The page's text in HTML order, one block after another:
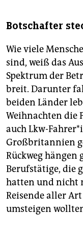
Botschafter
Wie viele
sind, weiß das
Spektrum der
breit. Darunter
beiden Länder
Weihnachten die
auch Lkw-
Großbritannien
Rückweg hängen
Berufstätige, die
hatten und nicht
Reisende aller
umsteigen